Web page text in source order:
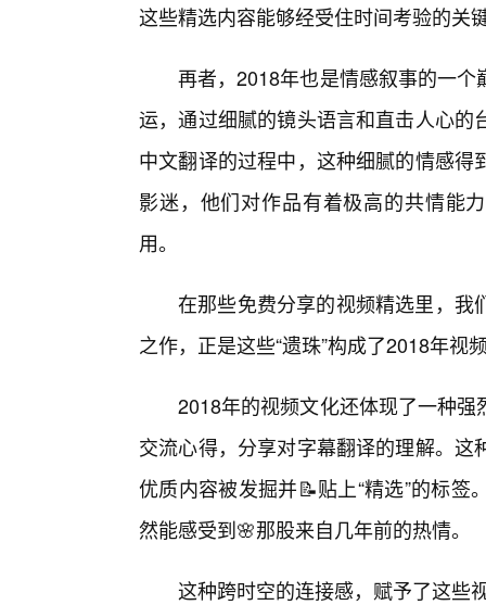
这些精选内容能够经受住时间考验的关
再者，2018年也是情感叙事的一
运，通过细腻的镜头语言和直击人心
中文翻译的过程中，这种细腻的情感
影迷，他们对作品有着极高的共情能
用。
在那些免费分享的视频精选里，我
之作，正是这些“遗珠”构成了2018年视
2018年的视频文化还体现了一种
交流心得，分享对字幕翻译的理解。
优质内容被发掘并📝贴上“精选”的标
然能感受到🌸那股来自几年前的热情。
这种跨时空的连接感，赋予了这些